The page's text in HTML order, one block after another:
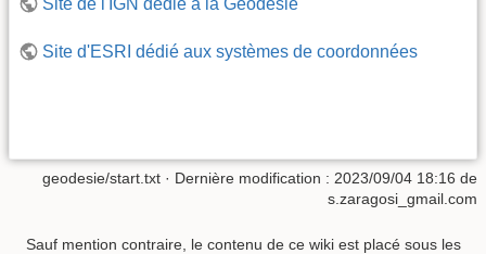
Site d'ESRI dédié aux systèmes de coordonnées
geodesie/start.txt · Dernière modification : 2023/09/04 18:16 de
s.zaragosi_gmail.com
Sauf mention contraire, le contenu de ce wiki est placé sous les